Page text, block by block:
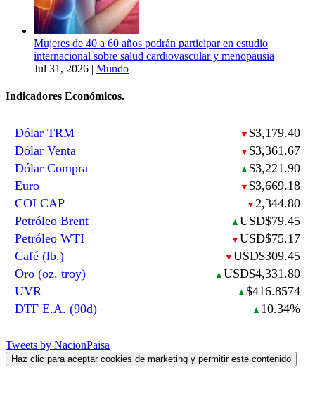
Mujeres de 40 a 60 años podrán participar en estudio
internacional sobre salud cardiovascular y menopausia
Jul 31, 2026 | Mundo
Indicadores Económicos.
Dólar TRM ▼ $3,179.40
Dólar Venta
▼ $3,361.67
Dólar Compra
▲ $3,221.90
Euro
▼ $3,669.18
COLCAP
▼ 2,344.80
Petróleo Brent
▲ USD$79.45
Petróleo WTI
▼ USD$75.17
Café (lb.)
▼ USD$309.45
Oro (oz. troy)
▲ USD$4,331.80
UVR
▲ $416.8574
DTF E.A. (90d)
▲ 10.34%
Tweets by NacionPaisa
Haz clic para aceptar cookies de marketing y permitir este contenido